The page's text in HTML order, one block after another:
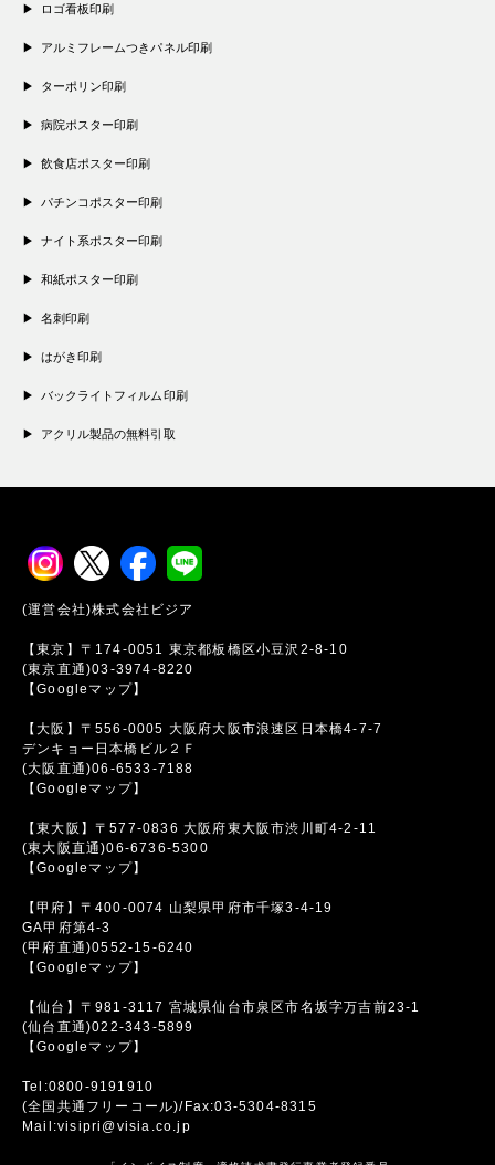
ロゴ看板印刷
アルミフレームつきパネル印刷
ターポリン印刷
病院ポスター印刷
飲食店ポスター印刷
パチンコポスター印刷
ナイト系ポスター印刷
和紙ポスター印刷
名刺印刷
はがき印刷
バックライトフィルム印刷
アクリル製品の無料引取
(運営会社)株式会社ビジア
【東京】〒174-0051 東京都板橋区小豆沢2-8-10
(東京直通)03-3974-8220
【Googleマップ】
【大阪】〒556-0005 大阪府大阪市浪速区日本橋4-7-7
デンキョー日本橋ビル２Ｆ
(大阪直通)06-6533-7188
【Googleマップ】
【東大阪】〒577-0836 大阪府東大阪市渋川町4-2-11
(東大阪直通)06-6736-5300
【Googleマップ】
【甲府】〒400-0074 山梨県甲府市千塚3-4-19
GA甲府第4-3
(甲府直通)0552-15-6240
【Googleマップ】
【仙台】〒981-3117 宮城県仙台市泉区市名坂字万吉前23-1
(仙台直通)022-343-5899
【Googleマップ】
Tel:0800-9191910
(全国共通フリーコール)/Fax:03-5304-8315
Mail:visipri@visia.co.jp